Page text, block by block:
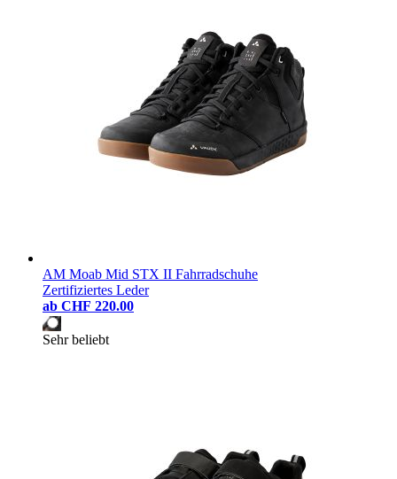
AM Moab Mid STX II Fahrradschuhe
Zertifiziertes Leder
ab CHF 220.00
Sehr beliebt